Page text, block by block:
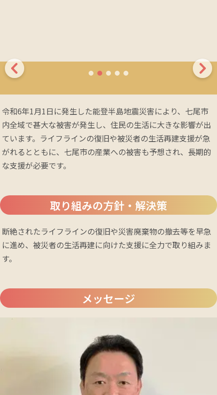
令和6年1月1日に発生した能登半島地震災害により、七尾市
内全域で甚大な被害が発生し、住民の生活に大きな影響が出
ています。ライフラインの復旧や被災者の生活再建支援が急
がれるとともに、七尾市の産業への被害も予想され、長期的
な支援が必要です。
取り組みの方針・解決策
断絶されたライフラインの復旧や災害廃棄物の撤去等を早急
に進め、被災者の生活再建に向けた支援に全力で取り組みま
す。
メッセージ